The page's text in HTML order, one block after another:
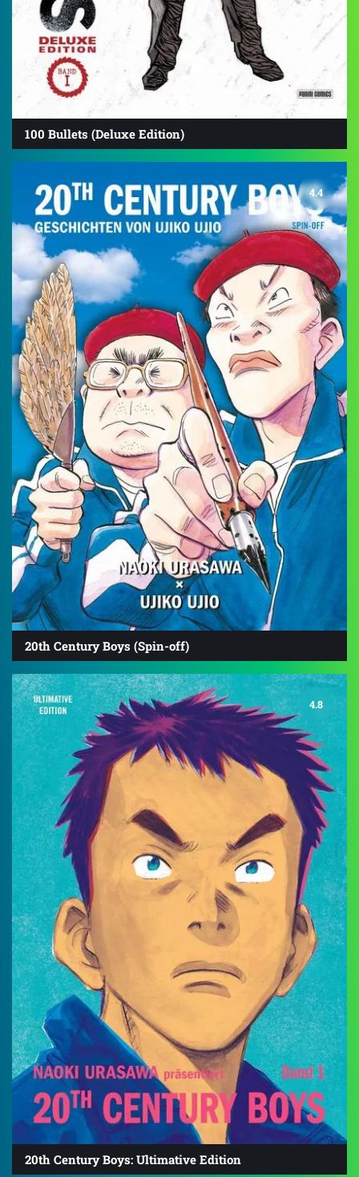
100 Bullets (Deluxe Edition)
4.4
20th Century Boys (Spin-off)
4.8
20th Century Boys: Ultimative Edition